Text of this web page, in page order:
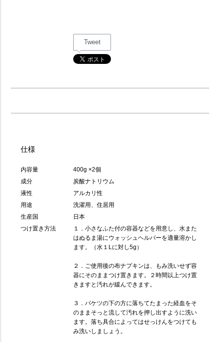
Tweet
仕様
内容量
400g ×2個
成分
炭酸ナトリウム
液性
アルカリ性
用途
洗濯用、住居用
生産国
日本
つけ置き方法
１．小さなふた付の容器などを用意し、水また
はぬるま湯にウォッシュヘルパーを適量溶かし
ます。（水１Lに対し5g）
２．ご使用後の布ナプキンは、もみ洗いせず容
器にそのままつけ置きます。２時間以上つけ置
きますと汚れが緩んできます。
３．バケツの下の方に落ちてたまった経血をそ
のままそっと流して汚れを押し出すように洗い
ます。落ち具合によってはせっけんをつけても
み洗いしましょう。